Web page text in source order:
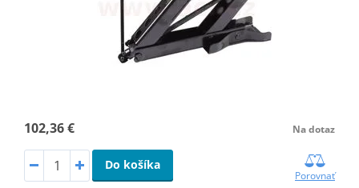
102,36 € Na dotaz
Do košíka
Porovnať